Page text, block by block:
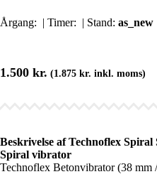
Årgang: | Timer: | Stand: as_new
1.500 kr. (1.875 kr. inkl. moms)
Beskrivelse af Technoflex
Spiral vibrator
Technoflex Betonvibrator (38 mm